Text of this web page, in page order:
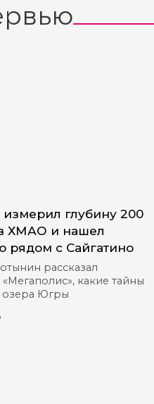
глубину 200
ХМАО и нашел
рядом с Сайгатино
рассказал
«Мегаполис», какие тайны
озера Югры